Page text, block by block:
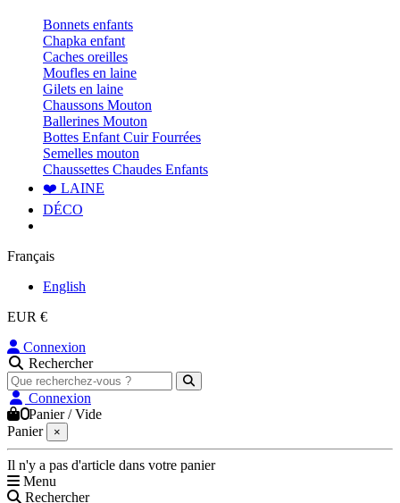
Bonnets enfants
Chapka enfant
Caches oreilles
Moufles en laine
Gilets en laine
Chaussons Mouton
Ballerines Mouton
Bottes Enfant Cuir Fourrées
Semelles mouton
Chaussettes Chaudes Enfants
❤️ LAINE
DÉCO
Français
English
EUR €
Connexion
Rechercher
Connexion
0Panier /Vide
Panier
×
Il n'y a pas d'article dans votre panier
Menu
Rechercher